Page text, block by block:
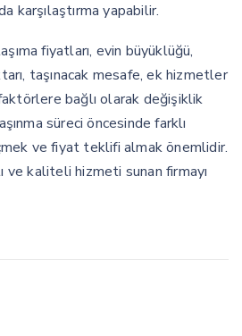
karşılaştırma yapabilir.
fiyatları, evin büyüklüğü,
taşınacak mesafe, ek hizmetler
bağlı olarak değişiklik
süreci öncesinde farklı
ve fiyat teklifi almak önemlidir.
ve kaliteli hizmeti sunan firmayı